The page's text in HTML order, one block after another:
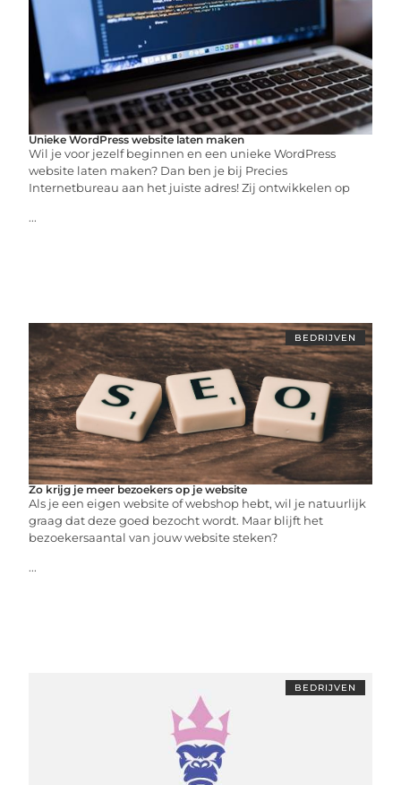
Unieke WordPress website laten maken
Wil je voor jezelf beginnen en een unieke WordPress
website laten maken? Dan ben je bij Precies
Internetbureau aan het juiste adres! Zij ontwikkelen op
...
BEDRIJVEN
Zo krijg je meer bezoekers op je website
Als je een eigen website of webshop hebt, wil je natuurlijk
graag dat deze goed bezocht wordt. Maar blijft het
bezoekersaantal van jouw website steken?
...
BEDRIJVEN